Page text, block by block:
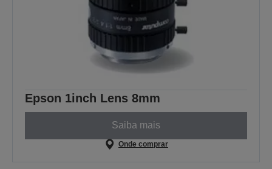
Epson 1inch Lens 8mm
Saiba mais
Onde comprar